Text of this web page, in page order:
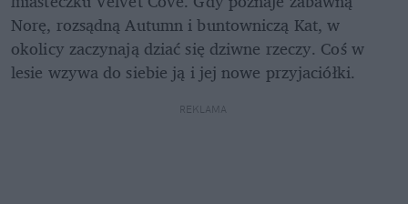
Norę, rozsądną Autumn i buntowniczą Kat, w
okolicy zaczynają dziać się dziwne rzeczy. Coś w
lesie wzywa do siebie ją i jej nowe przyjaciółki.
REKLAMA